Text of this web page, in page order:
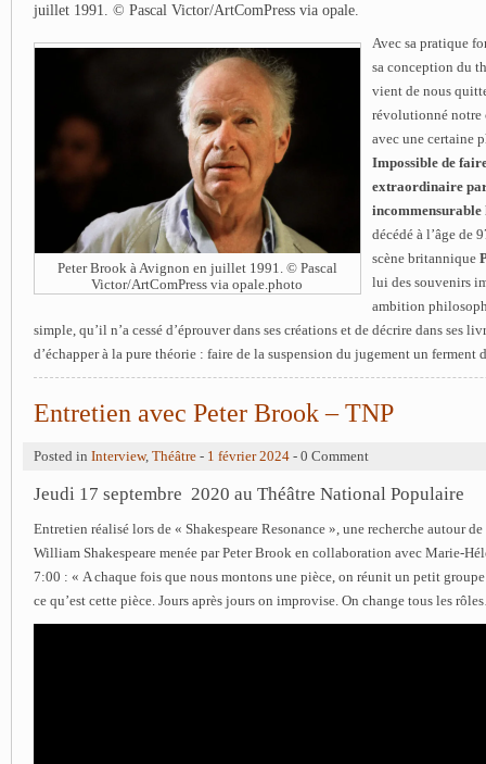
juillet 1991. © Pascal Victor/ArtComPress via opale.
Peter Brook à Avignon en juillet 1991. © Pascal
Victor/ArtComPress via opale.photo
Avec sa pratique
sa conception du
vient de nous
révolutionné
avec une certaine
Impossible de
extraordinaire
incommensurable
décédé à l’âge de
scène britannique
lui des souvenirs
ambition
simple, qu’il n’a cessé d’éprouver dans ses créations et de décrire dans ses
d’échapper à la pure théorie : faire de la suspension du jugement un ferment
Entretien avec Peter Brook – TNP
Posted in Interview, Théâtre - 1 février 2024 - 0 Comment
Jeudi 17 septembre 2020 au Théâtre National Populaire
Entretien réalisé lors de « Shakespeare Resonance », une recherche autour
William Shakespeare menée par Peter Brook en collaboration avec Marie-
7:00 : « A chaque fois que nous montons une pièce, on réunit un petit
ce qu’est cette pièce. Jours après jours on improvise. On change tous les